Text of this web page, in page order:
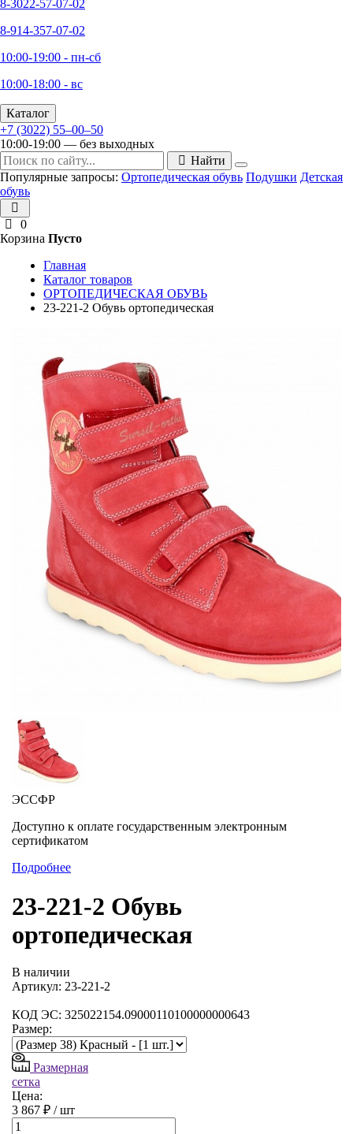
8-3022-57-07-02
8-914-357-07-02
10:00-19:00 - пн-сб
10:00-18:00 - вс
Каталог
+7 (3022) 55‒00‒50
10:00-19:00 — без выходных
Найти
Популярные запросы: Ортопедическая обувь Подушки Детская
обувь
0
Корзина Пусто
Главная
Каталог товаров
ОРТОПЕДИЧЕСКАЯ ОБУВЬ
23-221-2 Обувь ортопедическая
ЭССФР
Доступно к оплате государственным электронным
сертификатом
Подробнее
23-221-2 Обувь
ортопедическая
В наличии
Артикул: 23-221-2
КОД ЭС: 325022154.09000110100000000643
Размер:
Размерная
сетка
Цена:
3 867 ₽ /шт